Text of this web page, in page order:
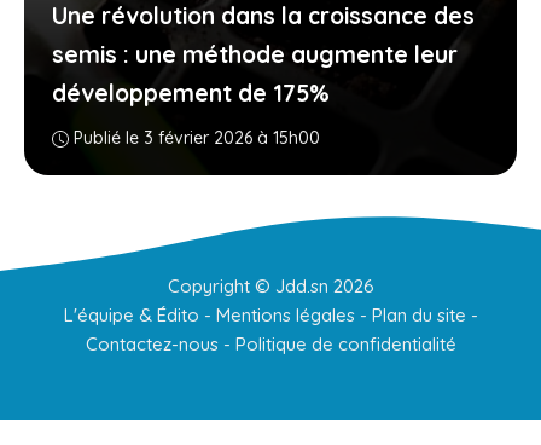
Une révolution dans la croissance des
semis : une méthode augmente leur
développement de 175%
Publié le 3 février 2026 à 15h00
Copyright © Jdd.sn 2026
L'équipe & Édito - Mentions légales- Plan du site -
Contactez-nous- Politique de confidentialité